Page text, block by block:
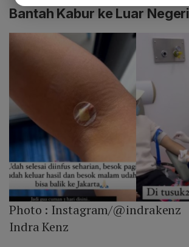
Bantah Kabur ke Luar Negeri
Photo : Instagram/@indrakenz
Indra Kenz